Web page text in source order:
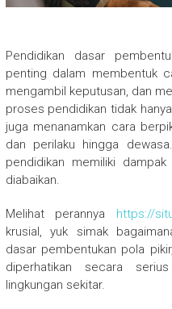
Pendidikan dasar
penting dalam membentuk
mengambil keputusan, dan
proses pendidikan tidak
juga menanamkan cara
dan perilaku hingga
pendidikan memiliki
diabaikan.
Melihat perannya https://
krusial, yuk simak
dasar pembentukan pola
diperhatikan secara
lingkungan sekitar.